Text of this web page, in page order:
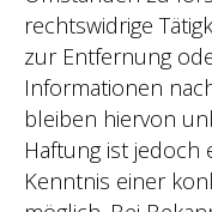
rechtswidrige
zur Entfernung
Informationen
bleiben hiervon
Haftung ist
Kenntnis einer